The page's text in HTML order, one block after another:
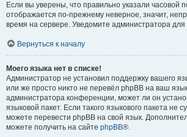
Если вы уверены, что правильно указали часовой
отображается по-прежнему неверное, значит,
время на сервере. Уведомите администратора
Вернуться к началу
Моего языка нет в списке!
Администратор не установил поддержку вашего
или же просто никто не перевёл phpBB на ваш
администратора конференции, может ли он
языковой пакет. Если такого языкового пакета не
можете перевести phpBB на свой язык.
можете получить на сайте phpBB®.